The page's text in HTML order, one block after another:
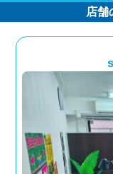
店舗